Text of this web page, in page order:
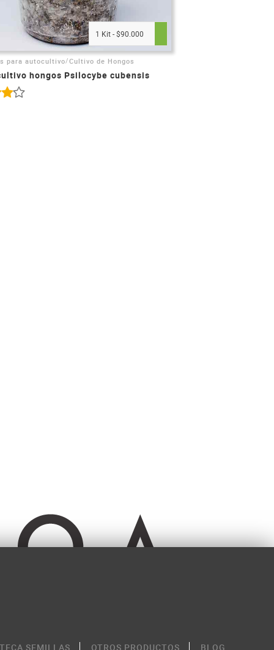
1 Kit - $90.000
para autocultivo/Cultivo de Hongos
hongos Psilocybe cubensis
SEMILLAS OTROS PRODUCTOS BLOG